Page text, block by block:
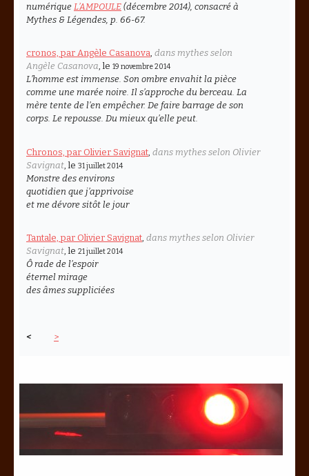
numérique L’AMPOULE (décembre 2014), consacré à
Mythes & Légendes , p. 66-67.
cronos, par Angèle Casanova, dans mythes selon
Angèle Casanova, le 19 novembre 2014
L’homme est immense. Son ombre envahit la pièce
comme une marée noire. Il s’approche du berceau. La
mère tente de l’en empêcher. De faire barrage de son
corps. Le repousse. Du mieux qu’elle peut.
Chronos, par Olivier Savignat dans mythes selon Olivier
Savignat , le 31 juillet 2014
Monstre des environs
quotidien que j’apprivoise
et me dévore sitôt le jour
Tantale, par Olivier Savignat, dans mythes selon Olivier
Savignat, le 21 juillet 2014
Ô rade de l’espoir
éternel mirage
des âmes suppliciées
< >